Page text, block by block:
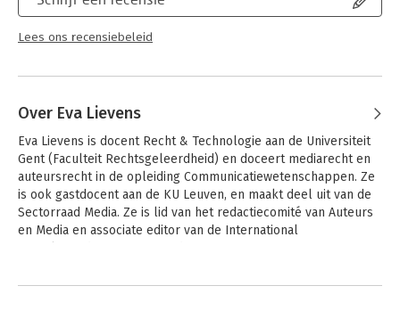
Lees ons recensiebeleid
Over Eva Lievens
Eva Lievens is docent Recht & Technologie aan de Universiteit
Gent (Faculteit Rechtsgeleerdheid) en doceert mediarecht en
auteursrecht in de opleiding Communicatiewetenschappen. Ze
is ook gastdocent aan de KU Leuven, en maakt deel uit van de
Sectorraad Media. Ze is lid van het redactiecomité van Auteurs
en Media en associate editor van de International
Andere boeken door Eva Lievens